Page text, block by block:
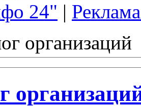
24" |
организаций